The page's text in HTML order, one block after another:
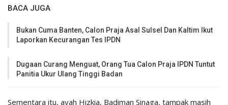
BACA JUGA
Bukan Cuma Banten, Calon Praja Asal Sulsel Dan Kaltim Ikut
Laporkan Kecurangan Tes IPDN
Dugaan Curang Menguat, Orang Tua Calon Praja IPDN Tuntut
Panitia Ukur Ulang Tinggi Badan
Sementara itu, ayah Hizkia, Badiman Sinaga, tampak masih